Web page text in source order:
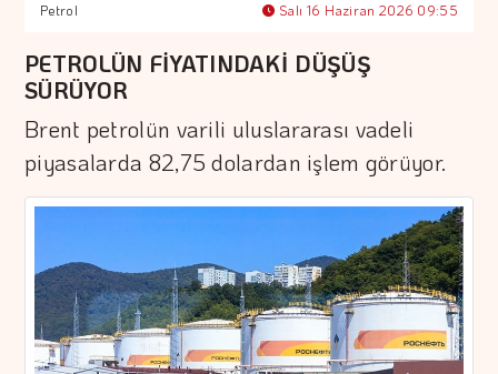
Petrol Salı 16 Haziran 2026 09:55
PETROLÜN FİYATINDAKİ DÜŞÜŞ
SÜRÜYOR
Brent petrolün varili uluslararası vadeli
piyasalarda 82,75 dolardan işlem görüyor.